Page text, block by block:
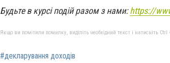
Будьте в курсі подій разом з нами:https://
Якщо ви помітили помилку, виділіть необхідний текст і натисніть
#декларування доходів